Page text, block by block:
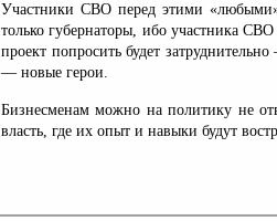
Участники СВО перед этими
только губернаторы, ибо участника
проект попросить будет
— новые герои.
Бизнесменам можно на политику не
власть, где их опыт и навыки будут